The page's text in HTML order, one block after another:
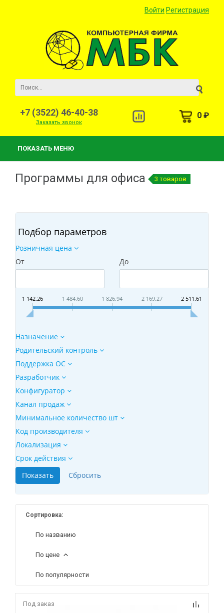
Войти Регистрация
+7 (3522) 46-40-38
Заказать звонок
0 ₽
ПОКАЗАТЬ МЕНЮ
Программы для офиса 3 товаров
Подбор параметров
Розничная цена
От
До
1 142.26 1 484.60 1 826.94 2 169.27 2 511.61
Назначение
Родительский контроль
Поддержка ОС
Разработчик
Конфигуратор
Канал продаж
Минимальное количество шт
Код производителя
Локализация
Срок действия
Сортировка:
По названию
По цене
По популярности
Под заказ